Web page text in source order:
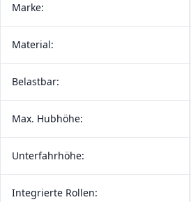
Marke:
Material:
Belastbar:
Max. Hubhöhe:
Unterfahrhöhe:
Integrierte Rollen: